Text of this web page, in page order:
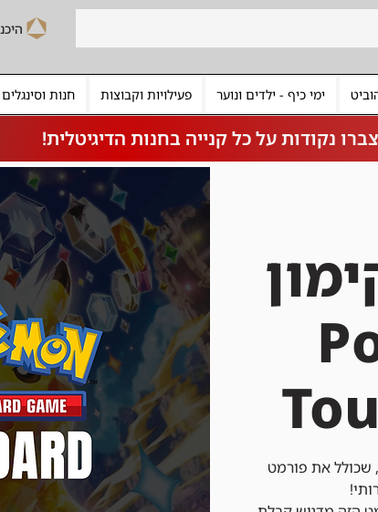
ימי כיף - ילדים ונוער פעילויות וקבוצות חנות וסינגלים
צברו נקודות על כל קנייה בחנות הדיגיטלית!
|
הצטרפו אלינו לטורניר Pokémon Local, שכולל את פורמט